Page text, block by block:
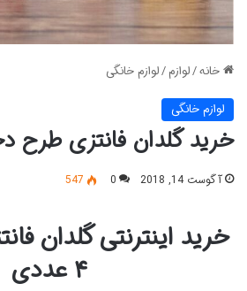
خانه/لوازم/لوازم خانگی
لوازم خانگی
خرید گلدان فانتزی طرح دختر ۴
آگوست 14, 2018 0
547
خرید اینترنتی گلدان
۴ عددی